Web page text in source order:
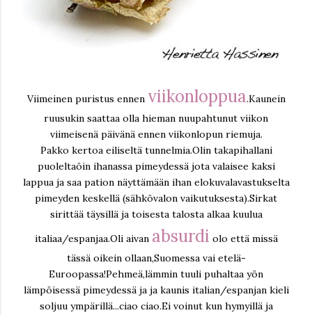
Viimeinen puristus ennen viikonloppua.Kaunein
ruusukin saattaa olla hieman nuupahtunut viikon
viimeisenä päivänä ennen viikonlopun riemuja.
Pakko kertoa eiliseltä tunnelmia.Olin takapihallani
puoleltaöin ihanassa pimeydessä jota valaisee kaksi
lappua ja saa pation näyttämään ihan elokuvalavastukselta
pimeyden keskellä (sähkövalon vaikutuksesta).Sirkat
sirittää täysillä ja toisesta talosta alkaa kuulua
italiaa/espanjaa.Oli aivan absurdi olo että missä
tässä oikein ollaan,Suomessa vai etelä-
Euroopassa!Pehmeä,lämmin tuuli puhaltaa yön
lämpöisessä pimeydessä ja ja kaunis italian/espanjan kieli
soljuu ympärillä...ciao ciao.Ei voinut kun hymyillä ja